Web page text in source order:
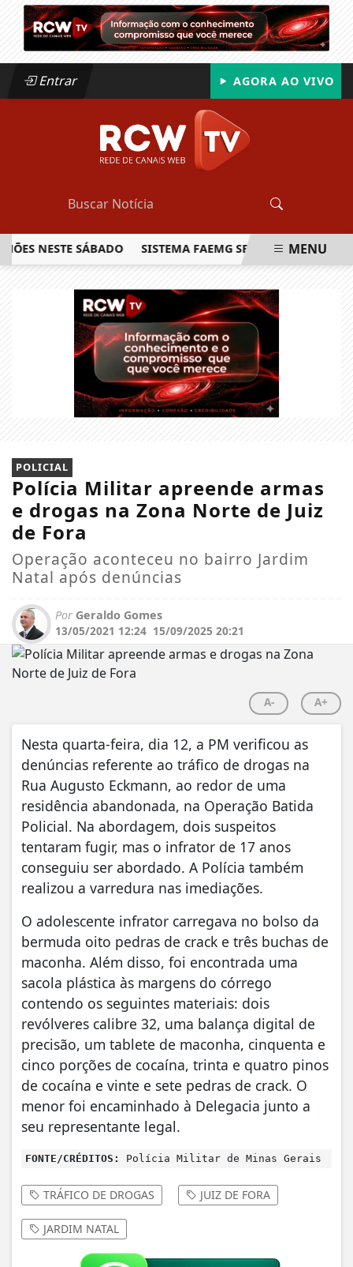
Entrar AGORA AO VIVO
NESTE SÁBADO SISTEMA FAEMG SENAR LANÇA O
MENU
POLICIAL
Polícia Militar apreende armas
e drogas na Zona Norte de Juiz
de Fora
Operação aconteceu no bairro Jardim
Natal após denúncias
Por Geraldo Gomes
13/05/2021 12:24 15/09/2025 20:21
A- A+
Nesta quarta-feira, dia 12, a PM verificou as
denúncias referente ao tráfico de drogas na
Rua Augusto Eckmann, ao redor de uma
residência abandonada, na Operação Batida
Policial. Na abordagem, dois suspeitos
tentaram fugir, mas o infrator de 17 anos
conseguiu ser abordado. A Polícia também
realizou a varredura nas imediações.
O adolescente infrator carregava no bolso da
bermuda oito pedras de crack e três buchas de
maconha. Além disso, foi encontrada uma
sacola plástica às margens do córrego
contendo os seguintes materiais: dois
revólveres calibre 32, uma balança digital de
precisão, um tablete de maconha, cinquenta e
cinco porções de cocaína, trinta e quatro pinos
de cocaína e vinte e sete pedras de crack. O
menor foi encaminhado à Delegacia junto a
seu representante legal.
FONTE/CRÉDITOS: Polícia Militar de Minas Gerais
TRÁFICO DE DROGAS JUIZ DE FORA
JARDIM NATAL